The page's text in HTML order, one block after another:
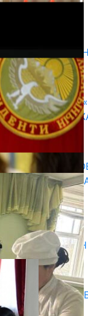
КОРГОО
ТАСМАДА:
ТАСМАСЫ
САДЫР
ӨКМӨТ
АЛУУНУН
ҮЧҮН